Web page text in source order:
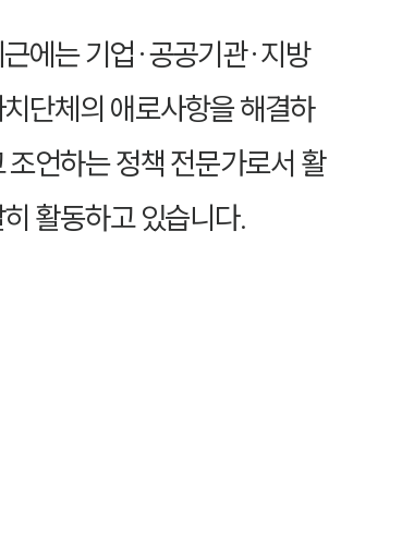
에는 기업·공공기관·지방
단체의 애로사항을 해결하
조언하는 정책 전문가로서 활
활동하고 있습니다.